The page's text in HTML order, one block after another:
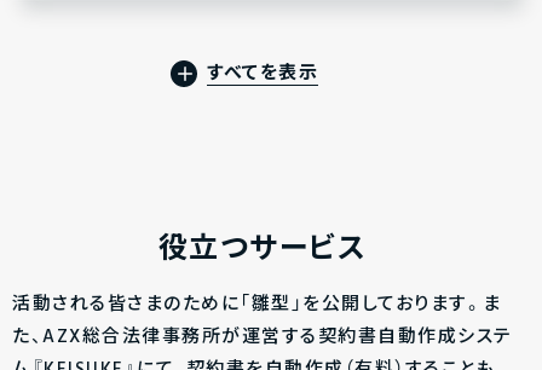
すべてを表示
役立つサービス
活動される皆さまのために「雛型」を公開しております。ま
た、AZX総合法律事務所が運営する契約書自動作成システ